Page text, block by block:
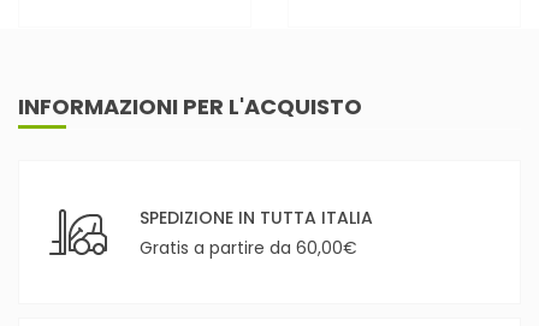
INFORMAZIONI PER L'ACQUISTO
SPEDIZIONE IN TUTTA ITALIA
Gratis a partire da 60,00€